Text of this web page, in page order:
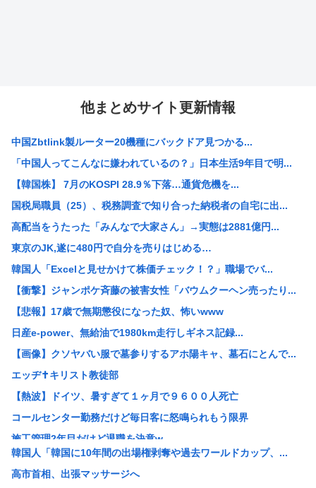
他まとめサイト更新情報
中国Zbtlink製ルーター20機種にバックドア見つかる...
「中国人ってこんなに嫌われているの？」日本生活9年目で明...
【韓国株】 7月のKOSPI 28.9％下落…通貨危機を...
国税局職員（25）、税務調査で知り合った納税者の自宅に出...
高配当をうたった「みんなで大家さん」→実態は2881億円...
東京のJK,遂に480円で自分を売りはじめる…
韓国人「Excelと見せかけて株価チェック！？」職場でバ...
【衝撃】ジャンポケ斉藤の被害女性「バウムクーヘン売ったり...
【悲報】17歳で無期懲役になった奴、怖いwww
日産e-power、無給油で1980km走行しギネス記録...
【画像】クソヤバい服で墓参りするアホ陽キャ、墓石にとんで...
エッヂ✝️キリスト教徒部
【熱波】ドイツ、暑すぎて１ヶ月で９６００人死亡
コールセンター勤務だけど毎日客に怒鳴られもう限界
施工管理2年目だけど退職を決意w
女「43億円注文して………キャンセルっと！」←こいつの目...
米農家「60kg作って1万8000円…コストは2万以上…...
韓国人「韓国に10年間の出場権剥奪や過去ワールドカップ、...
高市首相、出張マッサージへ